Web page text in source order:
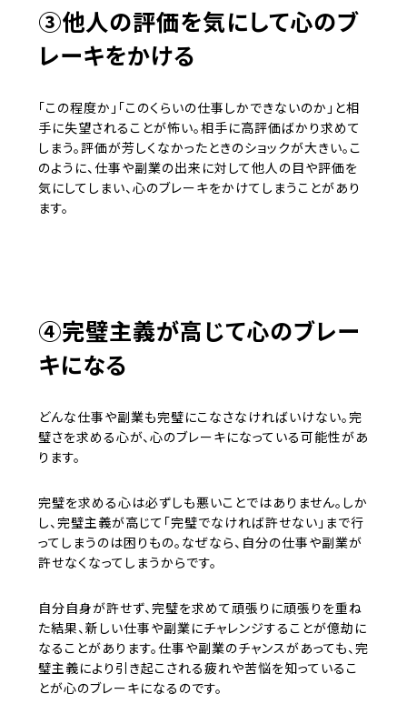
③他人の評価を気にして心のブ
レーキをかける
「この程度か」「このくらいの仕事しかできないのか」と相
手に失望されることが怖い。相手に高評価ばかり求めて
しまう。評価が芳しくなかったときのショックが大きい。こ
のように、仕事や副業の出来に対して他人の目や評価を
気にしてしまい、心のブレーキをかけてしまうことがあり
ます。
④完璧主義が高じて心のブレー
キになる
どんな仕事や副業も完璧にこなさなければいけない。完
璧さを求める心が、心のブレーキになっている可能性があ
ります。
完璧を求める心は必ずしも悪いことではありません。しか
し、完璧主義が高じて「完璧でなければ許せない」まで行
ってしまうのは困りもの。なぜなら、自分の仕事や副業が
許せなくなってしまうからです。
自分自身が許せず、完璧を求めて頑張りに頑張りを重ね
た結果、新しい仕事や副業にチャレンジすることが億劫に
なることがあります。仕事や副業のチャンスがあっても、完
璧主義により引き起こされる疲れや苦悩を知っているこ
とが心のブレーキになるのです。